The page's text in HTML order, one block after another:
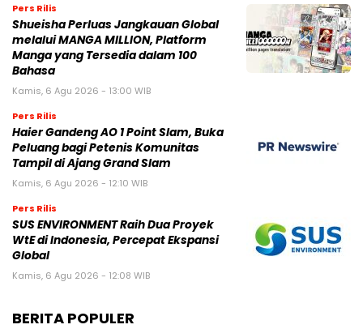
Pers Rilis
Shueisha Perluas Jangkauan Global
melalui MANGA MILLION, Platform
Manga yang Tersedia dalam 100
Bahasa
Kamis, 6 Agu 2026 - 13:00 WIB
Pers Rilis
Haier Gandeng AO 1 Point Slam, Buka
Peluang bagi Petenis Komunitas
Tampil di Ajang Grand Slam
Kamis, 6 Agu 2026 - 12:10 WIB
Pers Rilis
SUS ENVIRONMENT Raih Dua Proyek
WtE di Indonesia, Percepat Ekspansi
Global
Kamis, 6 Agu 2026 - 12:08 WIB
BERITA POPULER